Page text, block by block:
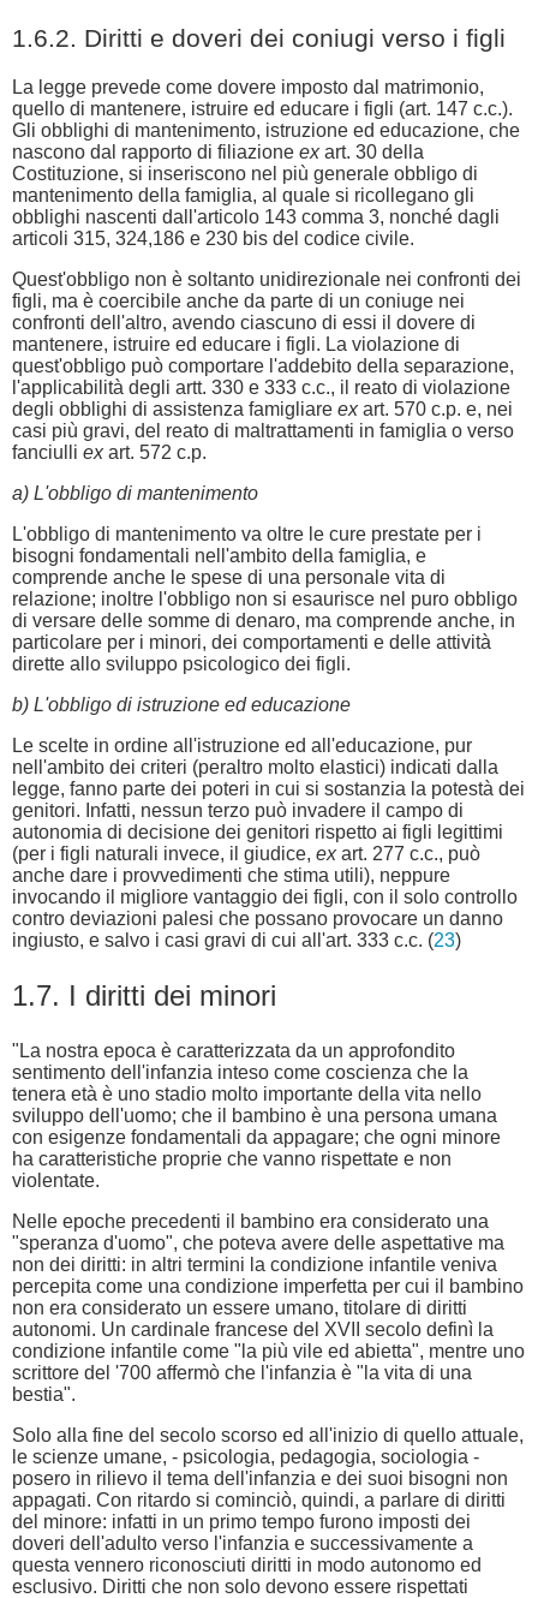
1.6.2. Diritti e doveri dei coniugi verso i figli
La legge prevede come dovere imposto dal matrimonio,
quello di mantenere, istruire ed educare i figli (art. 147 c.c.).
Gli obblighi di mantenimento, istruzione ed educazione, che
nascono dal rapporto di filiazione exart. 30 della
Costituzione, si inseriscono nel più generale obbligo di
mantenimento della famiglia, al quale si ricollegano gli
obblighi nascenti dall'articolo 143 comma 3, nonché dagli
articoli 315, 324,186 e 230 bis del codice civile.
Quest'obbligo non è soltanto unidirezionale nei confronti dei
figli, ma è coercibile anche da parte di un coniuge nei
confronti dell'altro, avendo ciascuno di essi il dovere di
mantenere, istruire ed educare i figli. La violazione di
quest'obbligo può comportare l'addebito della separazione,
l'applicabilità degli artt. 330 e 333 c.c., il reato di violazione
degli obblighi di assistenza famigliare exart. 570 c.p. e, nei
casi più gravi, del reato di maltrattamenti in famiglia o verso
fanciulli exart. 572 c.p.
a) L'obbligo di mantenimento
L'obbligo di mantenimento va oltre le cure prestate per i
bisogni fondamentali nell'ambito della famiglia, e
comprende anche le spese di una personale vita di
relazione; inoltre l'obbligo non si esaurisce nel puro obbligo
di versare delle somme di denaro, ma comprende anche, in
particolare per i minori, dei comportamenti e delle attività
dirette allo sviluppo psicologico dei figli.
b) L'obbligo di istruzione ed educazione
Le scelte in ordine all'istruzione ed all'educazione, pur
nell'ambito dei criteri (peraltro molto elastici) indicati dalla
legge, fanno parte dei poteri in cui si sostanzia la potestà dei
genitori. Infatti, nessun terzo può invadere il campo di
autonomia di decisione dei genitori rispetto ai figli legittimi
(per i figli naturali invece, il giudice, exart. 277 c.c., può
anche dare i provvedimenti che stima utili), neppure
invocando il migliore vantaggio dei figli, con il solo controllo
contro deviazioni palesi che possano provocare un danno
ingiusto, e salvo i casi gravi di cui all'art. 333 c.c. (23)
1.7. I diritti dei minori
"La nostra epoca è caratterizzata da un approfondito
sentimento dell'infanzia inteso come coscienza che la
tenera età è uno stadio molto importante della vita nello
sviluppo dell'uomo; che il bambino è una persona umana
con esigenze fondamentali da appagare; che ogni minore
ha caratteristiche proprie che vanno rispettate e non
violentate.
Nelle epoche precedenti il bambino era considerato una
"speranza d'uomo", che poteva avere delle aspettative ma
non dei diritti: in altri termini la condizione infantile veniva
percepita come una condizione imperfetta per cui il bambino
non era considerato un essere umano, titolare di diritti
autonomi. Un cardinale francese del XVII secolo definì la
condizione infantile come "la più vile ed abietta", mentre uno
scrittore del '700 affermò che l'infanzia è "la vita di una
bestia".
Solo alla fine del secolo scorso ed all'inizio di quello attuale,
le scienze umane, - psicologia, pedagogia, sociologia -
posero in rilievo il tema dell'infanzia e dei suoi bisogni non
appagati. Con ritardo si cominciò, quindi, a parlare di diritti
del minore: infatti in un primo tempo furono imposti dei
doveri dell'adulto verso l'infanzia e successivamente a
questa vennero riconosciuti diritti in modo autonomo ed
esclusivo. Diritti che non solo devono essere rispettati